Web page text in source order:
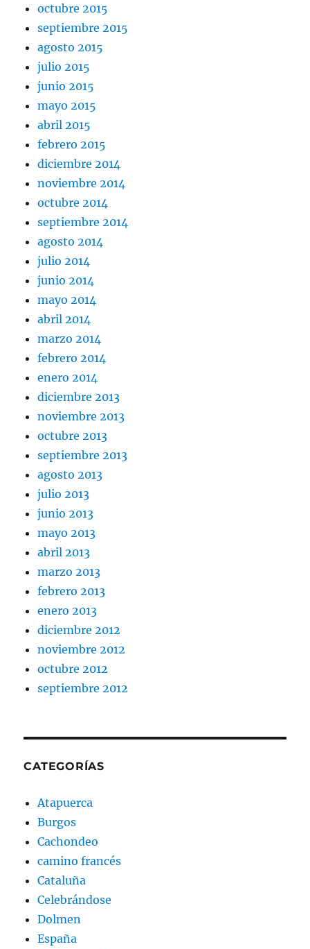
octubre 2015
septiembre 2015
agosto 2015
julio 2015
junio 2015
mayo 2015
abril 2015
febrero 2015
diciembre 2014
noviembre 2014
octubre 2014
septiembre 2014
agosto 2014
julio 2014
junio 2014
mayo 2014
abril 2014
marzo 2014
febrero 2014
enero 2014
diciembre 2013
noviembre 2013
octubre 2013
septiembre 2013
agosto 2013
julio 2013
junio 2013
mayo 2013
abril 2013
marzo 2013
febrero 2013
enero 2013
diciembre 2012
noviembre 2012
octubre 2012
septiembre 2012
CATEGORÍAS
Atapuerca
Burgos
Cachondeo
camino francés
Cataluña
Celebrándose
Dolmen
España